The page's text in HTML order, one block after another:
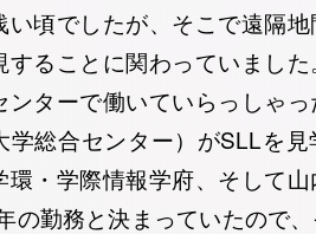
い頃でしたが、そこで遠隔
することに関わっていまし
ンターで働いていらっしゃ
学総合センター）がSLLを
環・学際情報学府、そして
の勤務と決まっていたので